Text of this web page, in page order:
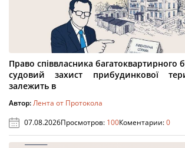
Право співвласника багатоквартирного
судовий захист прибудинкової
залежить в
Автор:Лента от Протокола
07.08.2026Просмотров: 100Коментарии:0